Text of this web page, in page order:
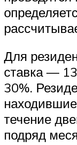
Для
ставка —
30%.
течение
подряд